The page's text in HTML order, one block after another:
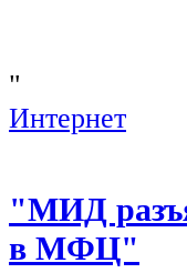
"
Интернет
"МИД
в МФЦ"